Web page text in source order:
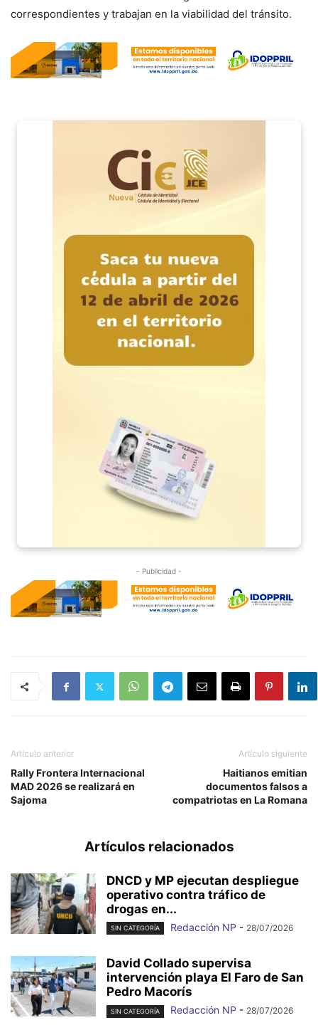
correspondientes y trabajan en la viabilidad del tránsito.
- Publicidad -
Artículo anterior
Rally Frontera Internacional
MAD 2026 se realizará en
Sajoma
Artículo siguiente
Haitianos emitian
documentos falsos a
compatriotas en La Romana
Artículos relacionados
DNCD y MP ejecutan despliegue
operativo contra tráfico de
drogas en...
SIN CATEGORÍA Redacción NP - 28/07/2026
David Collado supervisa
intervención playa El Faro de San
Pedro Macorís
SIN CATEGORÍA Redacción NP - 28/07/2026